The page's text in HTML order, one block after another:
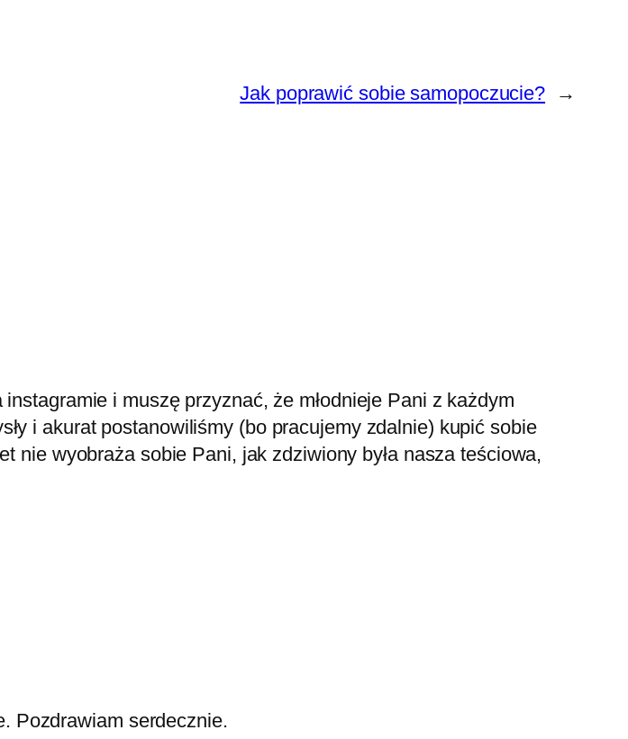
Jak poprawić sobie samopoczucie? →
i muszę przyznać, że młodnieje Pani z każdym
i akurat postanowiliśmy (bo pracujemy zdalnie) kupić sobie
nie wyobraża sobie Pani, jak zdziwiony była nasza teściowa,
Pozdrawiam serdecznie.